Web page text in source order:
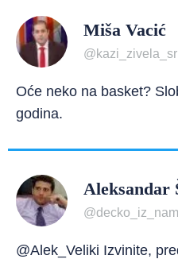
Miša Vacić
Oće neko na basket?
godina.
Aleksandar
@Alek_Veliki Izvinite,